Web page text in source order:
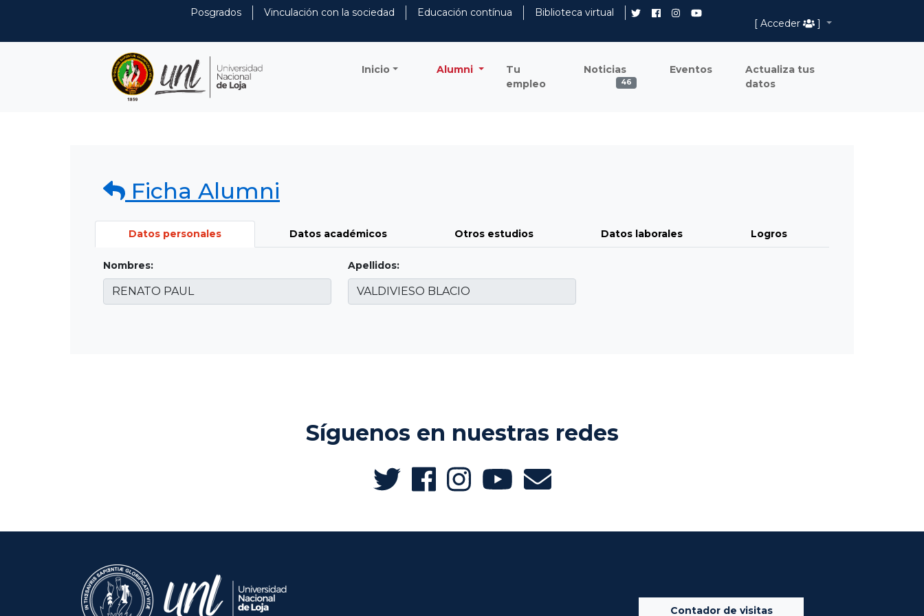
Posgrados Vinculación con la sociedad Educación contínua
Biblioteca virtual
[ Acceder
]
Inicio Alumni
Tu
empleo
Noticias
46
Eventos
Actualiza tus
datos
Ficha Alumni
Datos personales Datos académicos Otros estudios Datos laborales Logros
Nombres: Apellidos:
Síguenos en nuestras redes
Contador de visitas